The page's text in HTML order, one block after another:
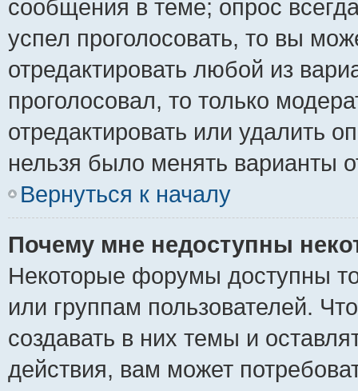
сообщения в теме; опрос
успел проголосовать, то вы
отредактировать любой из
проголосовал, то только
отредактировать или удалить
нельзя было менять варианты
Вернуться к началу
Почему мне недоступны
Некоторые форумы доступны
или группам пользователей.
создавать в них темы и
действия, вам может